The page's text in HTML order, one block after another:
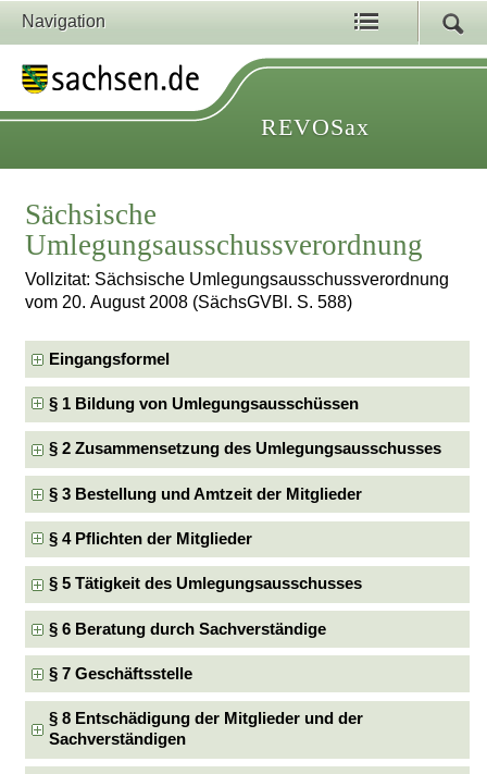
Navigation
REVOSax
Sächsische
Umlegungsausschussverordnung
Vollzitat: Sächsische Umlegungsausschussverordnung
vom 20. August 2008 (SächsGVBl. S. 588)
Eingangsformel
§ 1 Bildung von Umlegungsausschüssen
§ 2 Zusammensetzung des Umlegungsausschusses
§ 3 Bestellung und Amtzeit der Mitglieder
§ 4 Pflichten der Mitglieder
§ 5 Tätigkeit des Umlegungsausschusses
§ 6 Beratung durch Sachverständige
§ 7 Geschäftsstelle
§ 8 Entschädigung der Mitglieder und der
Sachverständigen